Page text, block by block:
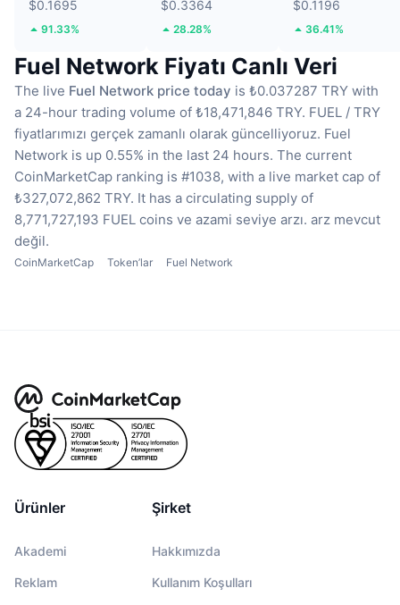
$0.1695
91.33%
$0.3364
28.28%
$0.1196
36.41%
Fuel Network Fiyatı Canlı Veri
The live Fuel Network price today is ₺0.037287 TRY with
a 24-hour trading volume of ₺18,471,846 TRY. FUEL / TRY
fiyatlarımızı gerçek zamanlı olarak güncelliyoruz. Fuel
Network is up 0.55% in the last 24 hours. The current
CoinMarketCap ranking is #1038, with a live market cap of
₺327,072,862 TRY. It has a circulating supply of
8,771,727,193 FUEL coins ve azami seviye arzı. arz mevcut
değil.
CoinMarketCap Token’lar Fuel Network
Ürünler
Akademi
Reklam
Şirket
Hakkımızda
Kullanım Koşulları